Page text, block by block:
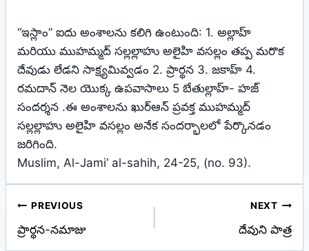
“ఇస్లాం” ఐదు అంశాలను కలిగి ఉంటుంది: 1. అల్లాహ్
మరియు ముహమ్మద్ సల్లల్లాహు అలైహి వసల్లం తప్ప మరొక
దేవుడు లేడని సాక్ష్యమివ్వడం 2. ప్రార్థన 3. జకాహ్ 4.
రమదాన్ నెల యొక్క ఉపవాసాలు 5 బేతుల్లాహ్- హజ్
సందర్శన .ఈ అంశాలను ఖుర్ఆన్ ప్రవక్త ముహమ్మద్
సల్లల్లాహు అలైహి వసల్లం అనేక సందర్భాలలో పేర్కొనడం
జరిగింది.
Muslim, Al-Jami‘ al-sahih, 24-25, (no. 93).
Post
navigation
PREVIOUS
ప్రార్థన-నమాజు
NEXT
దేవుని పాత్ర